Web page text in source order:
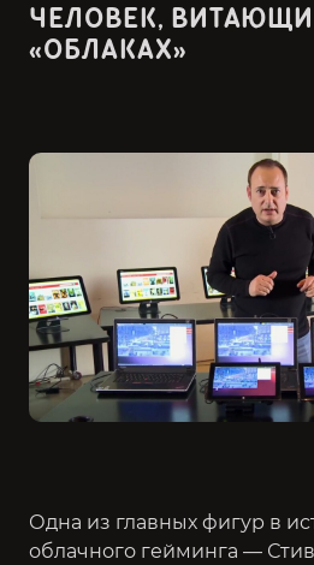
ЧЕЛОВЕК,
«ОБЛАКАХ»
Одна из главных фигур в
облачного гейминга —